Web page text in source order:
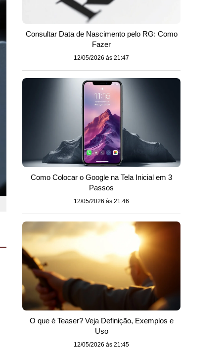
Consultar Data de Nascimento pelo RG: Como
Fazer
12/05/2026 às 21:47
Como Colocar o Google na Tela Inicial em 3
Passos
12/05/2026 às 21:46
O que é Teaser? Veja Definição, Exemplos e
Uso
12/05/2026 às 21:45